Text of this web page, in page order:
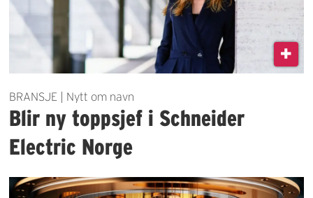
BRANSJE | Nytt om navn
Blir ny toppsjef i Schneider
Electric Norge